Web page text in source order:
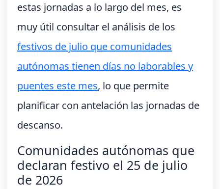
estas jornadas a lo largo del mes, es
muy útil consultar el análisis de los
festivos de julio que comunidades
autónomas tienen días no laborables y
puentes este mes, lo que permite
planificar con antelación las jornadas de
descanso.
Comunidades autónomas que
declaran festivo el 25 de julio
de 2026